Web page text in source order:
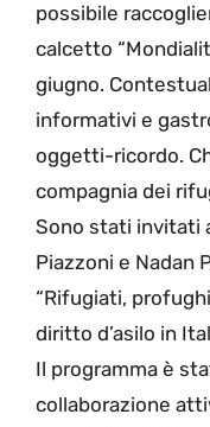
possibile
calcetto
giugno.
informativi e
oggetti-ricordo.
compagnia dei
Sono stati invitati
Piazzoni e Nadan
“Rifugiati,
diritto d’asilo in
Il programma è
collaborazione